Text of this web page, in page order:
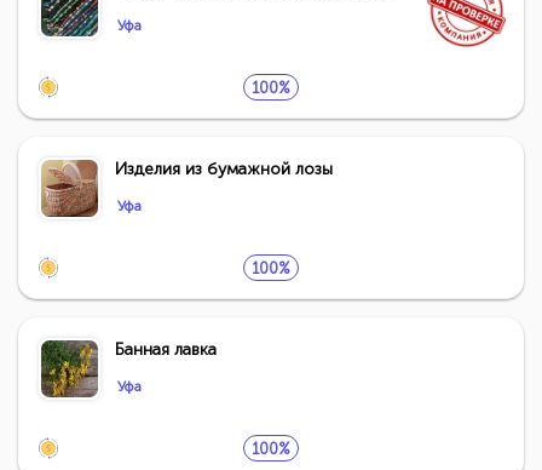
Уфа
100%
Изделия из бумажной лозы
Уфа
100%
Банная лавка
Уфа
100%